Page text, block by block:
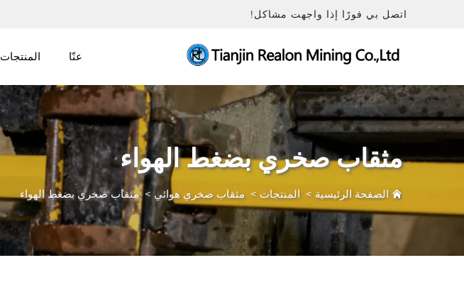
اتصل بي فورًا إذا واجهت مشاكل!
عنّا المنتجات
مثقاب صخري بضغط الهواء
الصفحة الرئيسية > المنتجات > مثقاب صخري هوائي >مثقاب صخري بضغط الهواء